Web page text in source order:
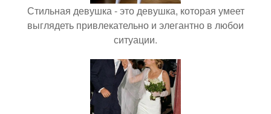
Стильная девушка - это девушка, которая умеет
выглядеть привлекательно и элегантно в любои
ситуации.